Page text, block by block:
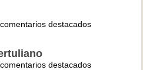
destacados
destacados